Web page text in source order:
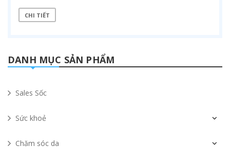
CHI TIẾT
DANH MỤC SẢN PHẨM
Sales Sốc
Sức khoẻ
Chăm sóc da